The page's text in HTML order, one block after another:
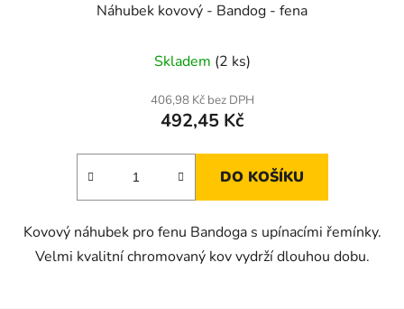
Náhubek kovový - Bandog - fena
Skladem (2 ks)
406,98 Kč bez DPH
492,45 Kč
DO KOŠÍKU
Kovový náhubek pro fenu Bandoga s upínacími řemínky.
Velmi kvalitní chromovaný kov vydrží dlouhou dobu.